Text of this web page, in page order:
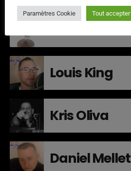
Louis King
Kris Oliva
Daniel Mellet
Paramètres Cookie Tout accepter